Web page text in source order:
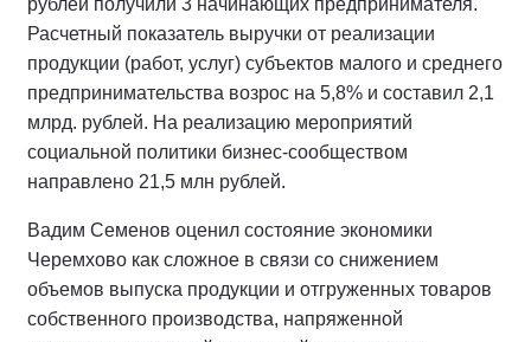
рублей получили 3 начинающих предпринимателя.
Расчетный показатель выручки от реализации
продукции (работ, услуг) субъектов малого и среднего
предпринимательства возрос на 5,8% и составил 2,1
млрд. рублей. На реализацию мероприятий
социальной политики бизнес-сообществом
направлено 21,5 млн рублей.
Вадим Семенов оценил состояние экономики
Черемхово как сложное в связи со снижением
объемов выпуска продукции и отгруженных товаров
собственного производства, напряженной